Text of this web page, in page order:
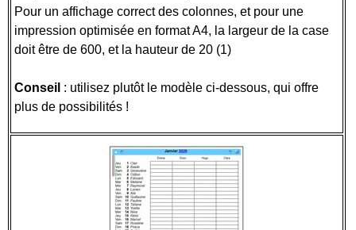
Pour un affichage correct des colonnes, et pour une
impression optimisée en format A4, la largeur de la case
doit être de 600, et la hauteur de 20 (1)
Conseil : utilisez plutôt le modèle ci-dessous, qui offre
plus de possibilités !